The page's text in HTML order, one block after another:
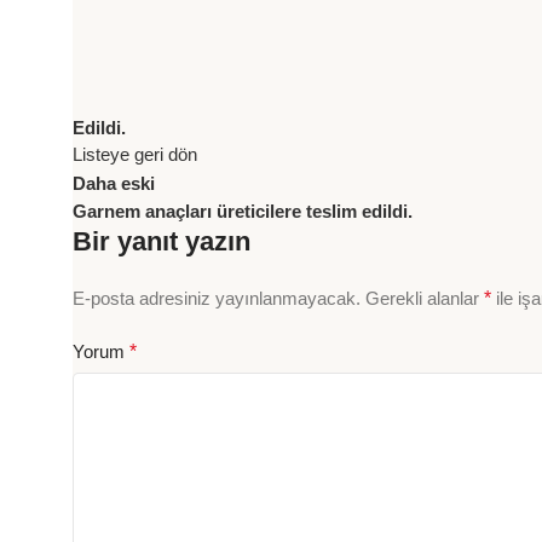
Edildi.
Listeye geri dön
Daha eski
Garnem anaçları üreticilere teslim edildi.
Bir yanıt yazın
E-posta adresiniz yayınlanmayacak. Gerekli alanlar * ile
Yorum *